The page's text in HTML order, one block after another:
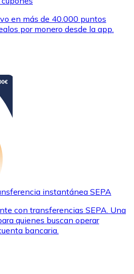
en más de 40.000 puntos
por monero desde la app.
instantánea SEPA
con transferencias SEPA. Una
quienes buscan operar
bancaria.